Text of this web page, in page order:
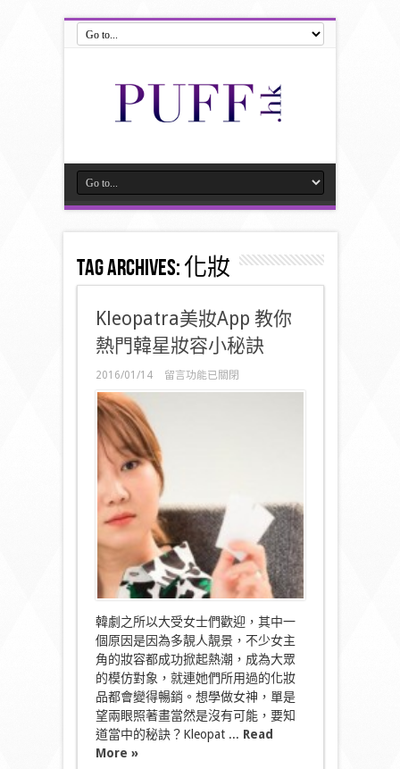
Tag Archives:化妝
Kleopatra美妝App 教你
熱門韓星妝容小秘訣
2016/01/14
在
〈Kleopatra
熱
門
韓
星
妝
容
小
秘
訣〉
中
留言功能已關閉
韓劇之所以大受女士們歡迎，其中一
個原因是因為多靚人靚景，不少女主
角的妝容都成功掀起熱潮，成為大眾
的模仿對象，就連她們所用過的化妝
品都會變得暢銷。想學做女神，單是
望兩眼照著畫當然是沒有可能，要知
道當中的秘訣？Kleopat ... Read
More »